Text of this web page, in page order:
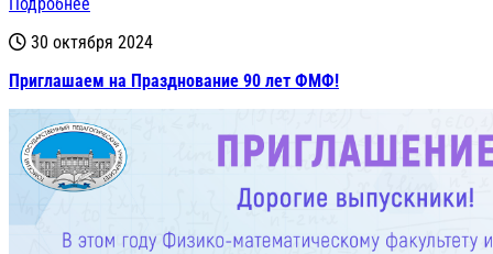
30 октября 2024
Приглашаем на Празднование 90 лет ФМФ!